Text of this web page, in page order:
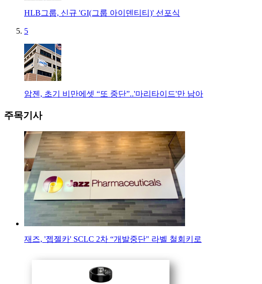
HLB그룹, 신규 'GI(그룹 아이덴티티)' 선포식
5
암젠, 초기 비만에셋 “또 중단”..'마리타이드'만 남아
주목기사
재즈, '젭젤카' SCLC 2차 “개발중단" 라벨 철회키로